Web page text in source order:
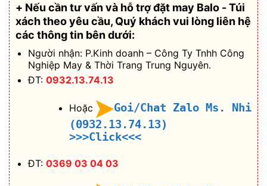
+ Nếu cần tư vấn và hỗ trợđặt may Balo - Túi
xách theo yêu cầu, Quý khách vui lòng liên hệ
các thông tin bên dưới:
Người nhận: P.Kinh doanh – Công Ty Tnhh Công
Nghiệp May & Thời Trang Trung Nguyên.
ĐT: 0932.13.74.13
Hoặc
Goi/Chat Zalo Ms. Nhi
(0932.13.74.13)
>>>Click<<<
ĐT: 0369 03 04 03